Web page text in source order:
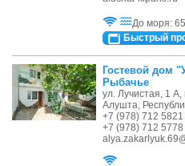
До моря:
Быстрый
Гостевой дом
Рыбачье
ул. Лучистая, 1
Алушта,
+7 (978) 712
+7 (978) 712